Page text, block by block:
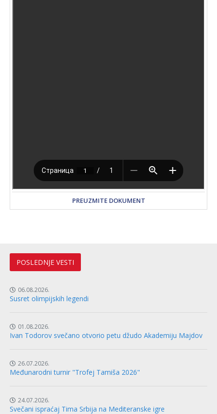
PREUZMITE DOKUMENT
POSLEDNJE VESTI
06.08.2026.
Susret olimpijskih legendi
01.08.2026.
Ivan Todorov svečano otvorio petu džudo Akademiju Majdov
26.07.2026.
Međunarodni turnir "Trofej Tamiša 2026"
24.07.2026.
Svečani ispraćaj Tima Srbija na Mediteranske igre